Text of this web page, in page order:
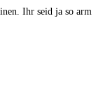
Ihr seid ja so arm